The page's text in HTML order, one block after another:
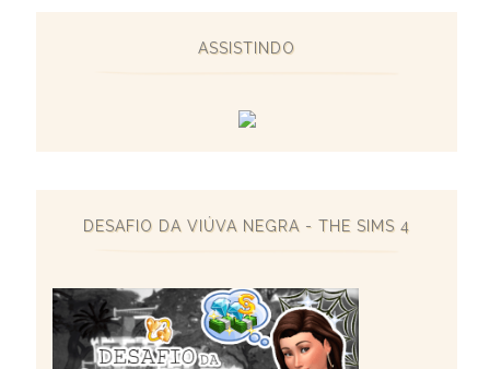
ASSISTINDO
DESAFIO DA VIÚVA NEGRA - THE SIMS 4